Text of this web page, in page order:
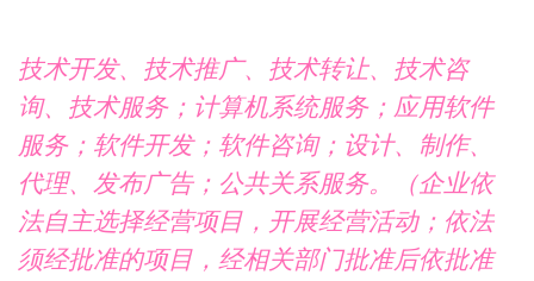
技术开发、技术推广、技术转让、技术咨
询、技术服务；计算机系统服务；应用软件
服务；软件开发；软件咨询；设计、制作、
代理、发布广告；公共关系服务。（企业依
法自主选择经营项目，开展经营活动；依法
须经批准的项目，经相关部门批准后依批准